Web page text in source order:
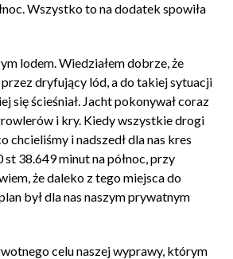
Wszystko to na dodatek spowiła
lodem. Wiedziałem dobrze, że
dryfujący lód, a do takiej sytuacji
się ścieśniał. Jacht pokonywał coraz
i kry. Kiedy wszystkie drogi
chcieliśmy i nadszedł dla nas kres
38.649 minut na północ, przy
że daleko z tego miejsca do
był dla nas naszym prywatnym
celu naszej wyprawy, którym